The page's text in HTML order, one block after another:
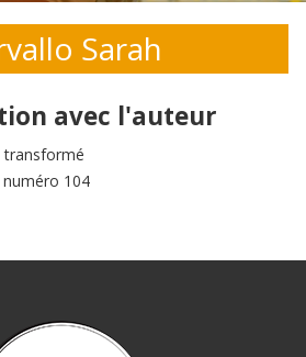
Sarah
avec l'auteur
transformé
104